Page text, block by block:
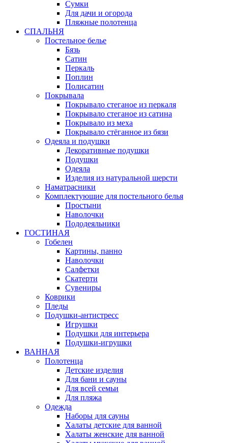
Сумки
Для дачи и огорода
Пляжные полотенца
СПАЛЬНЯ
Постельное белье
Бязь
Сатин
Перкаль
Поплин
Полисатин
Покрывала
Покрывало стеганое из перкаля
Покрывало стеганое из сатина
Покрывало из меха
Покрывало стёганное из бязи
Одеяла и подушки
Декоративные подушки
Подушки
Одеяла
Изделия из натуральной шерсти
Наматраcники
Комплектующие для постельного белья
Простыни
Наволочки
Пододеяльники
ГОСТИНАЯ
Гобелен
Картины, панно
Наволочки
Салфетки
Скатерти
Сувениры
Коврики
Пледы
Подушки-антистресс
Игрушки
Подушки для интерьера
Подушки-игрушки
ВАННАЯ
Полотенца
Детские изделия
Для бани и сауны
Для всей семьи
Для пляжа
Одежда
Наборы для сауны
Халаты детские для ванной
Халаты женские для ванной